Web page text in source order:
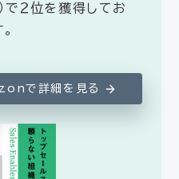
で２位を獲得してお
で詳細を見る